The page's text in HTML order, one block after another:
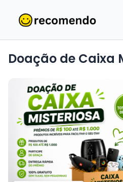
Doação de Caixa